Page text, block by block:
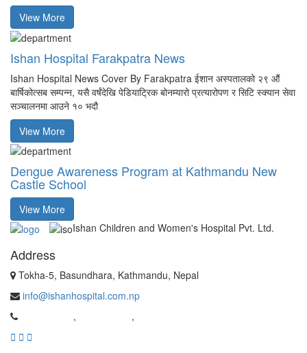
View More
Ishan Hospital Farakpatra News
Ishan Hospital News Cover By Farakpatra ईशान अस्पतालको २९ औं
बार्षिकोत्सब सम्पन्न, यसै वर्षंदेखि पेडियाट्रिक बोनम्यारो प्रत्यारोपण र सिटि स्क्यान सेवा
सञ्चालनमा आउने १० भदौ
View More
Dengue Awareness Program at Kathmandu New
Castle School
View More
Ishan Children and Women's Hospital Pvt. Ltd.
Address
Tokha-5, Basundhara, Kathmandu, Nepal
info@ishanhospital.com.np
, ,